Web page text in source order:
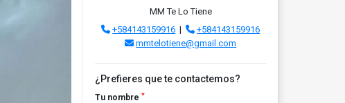
MM Te Lo Tiene
+584143159916 |
+584143159916
mmtelotiene@gmail.com
¿Prefieres que te contactemos?
Tu nombre *